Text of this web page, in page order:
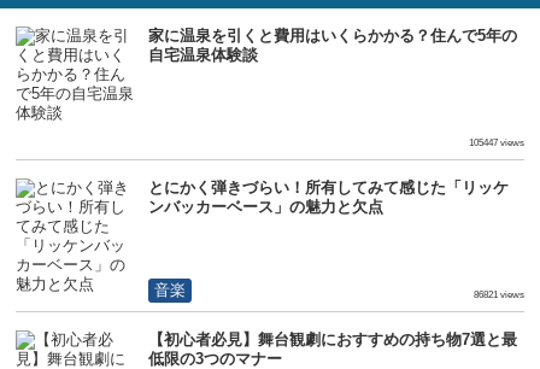
家に温泉を引くと費用はいくらかかる？住んで5年の
自宅温泉体験談
105447 views
とにかく弾きづらい！所有してみて感じた「リッケ
ンバッカーベース」の魅力と欠点
音楽 86821 views
【初心者必見】舞台観劇におすすめの持ち物7選と最
低限の3つのマナー